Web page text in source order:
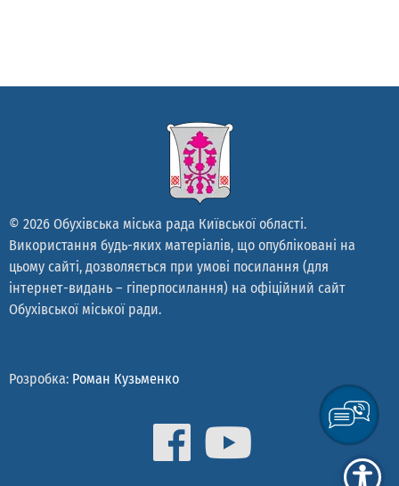
© 2026 Обухівська міська рада Київської області.
Використання будь-яких матеріалів, що опубліковані на
цьому сайті, дозволяється при умові посилання (для
інтернет-видань – гіперпосилання) на офіційний сайт
Обухівської міської ради.
Розробка: Роман Кузьменко